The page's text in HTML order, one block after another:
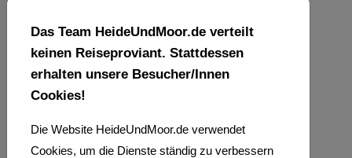
gewöhnlich im Juli, werden die
Rapspflanzen zur Ernte
eingebracht.
Was wird aus Raps
gewonnen?
Das am meisten bekannte
Das Team HeideUndMoor.de verteilt
keinen Reiseproviant. Stattdessen
erhalten unsere Besucher/Innen
Cookies!
Die Website HeideUndMoor.de verwendet
Cookies, um die Dienste ständig zu verbessern